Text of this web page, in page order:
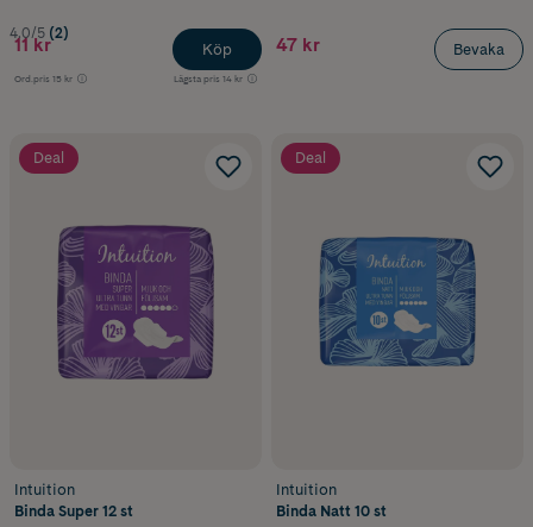
4.0/5 (2)
11 kr
Ord.pris 15 kr Lägsta pris 14 kr
Köp 47 kr Bevaka
Deal
Intuition
Binda Super 12 st
Deal
Intuition
Binda Natt 10 st